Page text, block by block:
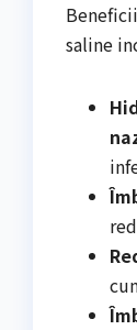
saline